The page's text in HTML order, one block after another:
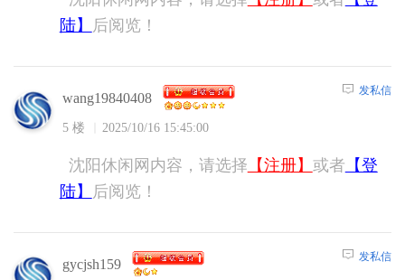
陆】
后阅览！
wang19840408
5 楼 2025/10/16 15:45:00
发私信
沈阳休闲网内容，请选择 【注册】 或者 【登
陆】
后阅览！
gycjsh159 发私信